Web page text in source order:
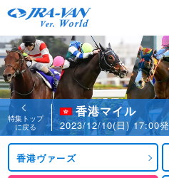
特集トップ
に戻る
香港マイル
2023/12/10(日) 17:00
香港ヴァーズ